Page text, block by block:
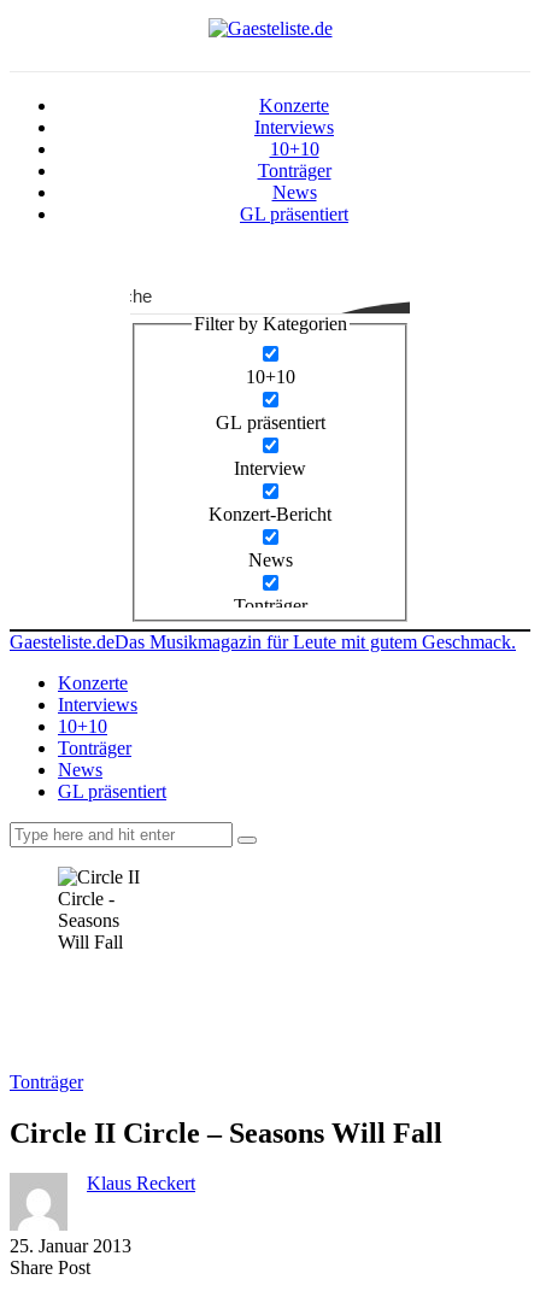
Konzerte
Interviews
10+10
Tonträger
News
GL präsentiert
Suche
Filter by Kategorien
10+10
GL präsentiert
Interview
Konzert-Bericht
News
Tonträger
Gaesteliste.deDas Musikmagazin für Leute mit gutem Geschmack.
Konzerte
Interviews
10+10
Tonträger
News
GL präsentiert
Tonträger
Circle II Circle – Seasons Will Fall
Klaus Reckert
25. Januar 2013
Share PostShare
Copy
Send